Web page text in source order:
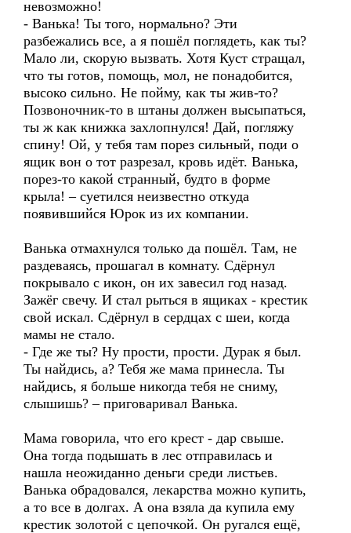
невозможно!
- Ванька! Ты того, нормально? Эти
разбежались все, а я пошёл поглядеть, как ты?
Мало ли, скорую вызвать. Хотя Куст стращал,
что ты готов, помощь, мол, не понадобится,
высоко сильно. Не пойму, как ты жив-то?
Позвоночник-то в штаны должен высыпаться,
ты ж как книжка захлопнулся! Дай, погляжу
спину! Ой, у тебя там порез сильный, поди о
ящик вон о тот разрезал, кровь идёт. Ванька,
порез-то какой странный, будто в форме
крыла! – суетился неизвестно откуда
появившийся Юрок из их компании.
Ванька отмахнулся только да пошёл. Там, не
раздеваясь, прошагал в комнату. Сдёрнул
покрывало с икон, он их завесил год назад.
Зажёг свечу. И стал рыться в ящиках - крестик
свой искал. Сдёрнул в сердцах с шеи, когда
мамы не стало.
- Где же ты? Ну прости, прости. Дурак я был.
Ты найдись, а? Тебя же мама принесла. Ты
найдись, я больше никогда тебя не сниму,
слышишь? – приговаривал Ванька.
Мама говорила, что его крест - дар свыше.
Она тогда подышать в лес отправилась и
нашла неожиданно деньги среди листьев.
Ванька обрадовался, лекарства можно купить,
а то все в долгах. А она взяла да купила ему
крестик золотой с цепочкой. Он ругался ещё,